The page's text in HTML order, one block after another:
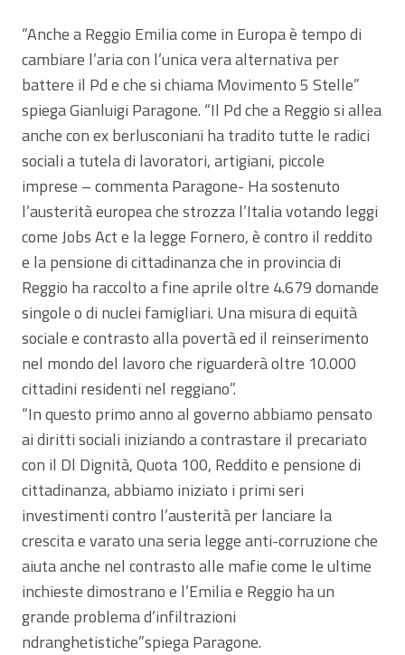
“Anche a Reggio Emilia come in Europa è tempo di
cambiare l’aria con l’unica vera alternativa per
battere il Pd e che si chiama Movimento 5 Stelle”
spiega Gianluigi Paragone. “Il Pd che a Reggio si allea
anche con ex berlusconiani ha tradito tutte le radici
sociali a tutela di lavoratori, artigiani, piccole
imprese – commenta Paragone- Ha sostenuto
l’austerità europea che strozza l’Italia votando leggi
come Jobs Act e la legge Fornero, è contro il reddito
e la pensione di cittadinanza che in provincia di
Reggio ha raccolto a fine aprile oltre 4.679 domande
singole o di nuclei famigliari. Una misura di equità
sociale e contrasto alla povertà ed il reinserimento
nel mondo del lavoro che riguarderà oltre 10.000
cittadini residenti nel reggiano”.
“In questo primo anno al governo abbiamo pensato
ai diritti sociali iniziando a contrastare il precariato
con il Dl Dignità, Quota 100, Reddito e pensione di
cittadinanza, abbiamo iniziato i primi seri
investimenti contro l’austerità per lanciare la
crescita e varato una seria legge anti-corruzione che
aiuta anche nel contrasto alle mafie come le ultime
inchieste dimostrano e l’Emilia e Reggio ha un
grande problema d’infiltrazioni
ndranghetistiche”spiega Paragone.